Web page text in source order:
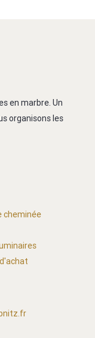
en marbre. Un
organisons les
cheminée